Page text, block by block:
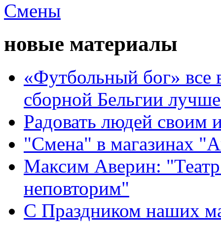
новые материалы
«Футбольный бог» все
сборной Бельгии
Радовать людей своим
"Смена" в магазинах
Максим Аверин:
неповторим"
С Праздником наших